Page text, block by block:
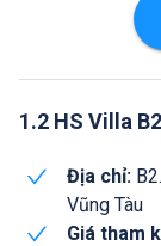
1.2 HS Villa
Địa chỉ:
Vũng Tàu
Giá tham